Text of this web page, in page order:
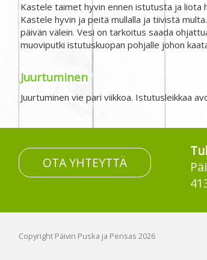
Kastele taimet hyvin ennen istutusta ja liota
Kastele hyvin ja peitä mullalla ja tiivistä
päivän välein. Vesi on tarkoitus saada
muoviputki istutuskuopan pohjalle johon
Juurtuminen
Juurtuminen vie pari viikkoa. Istutusleikkaa
OTA YHTEYTTÄ
Copyright Päivin Puska ja Pensas 2026